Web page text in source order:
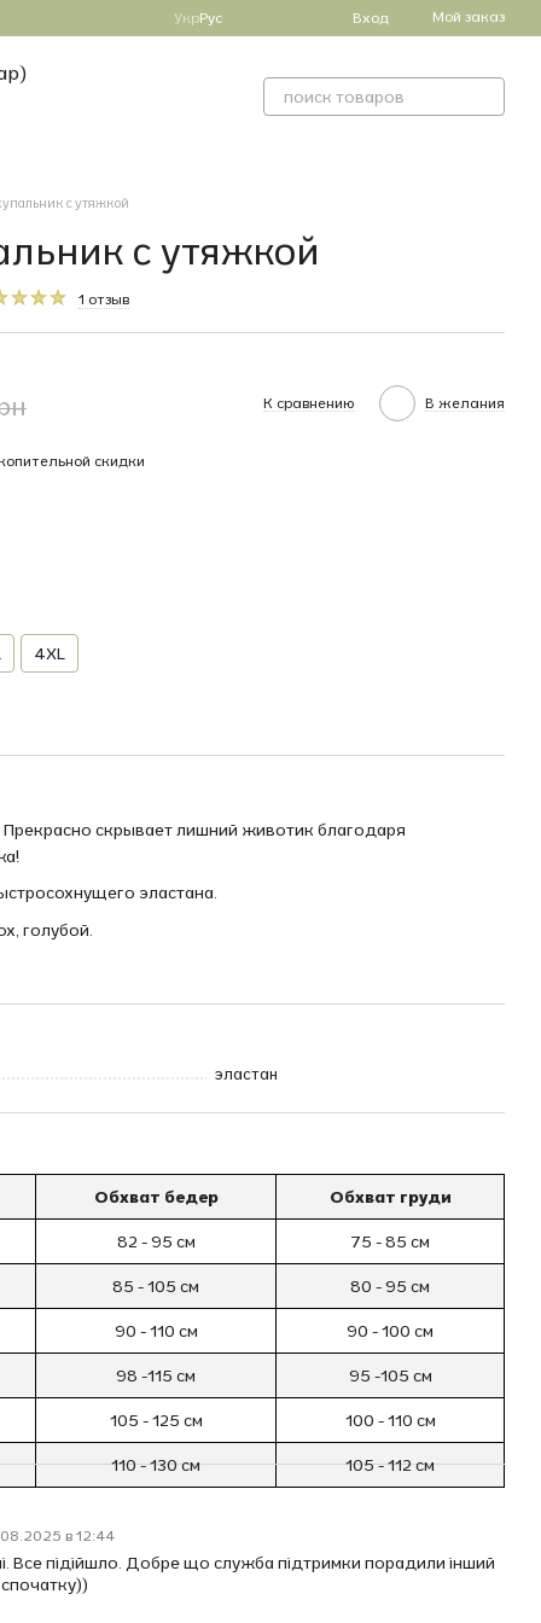
УкрРус Вход Мой заказ
с утяжкой
с утяжкой
1 отзыв
К сравнению В желания
скидки
4XL
скрывает лишний животик благодаря
эластана.
голубой.
эластан
Обхват бедер Обхват груди
82 - 95 см 75 - 85 см
85 - 105 см 80 - 95 см
90 - 110 см 90 - 100 см
98 -115 см 95 -105 см
105 - 125 см 100 - 110 см
110 - 130 см 105 - 112 см
в 12:44
Все підійшло. Добре що служба підтримки порадили інший